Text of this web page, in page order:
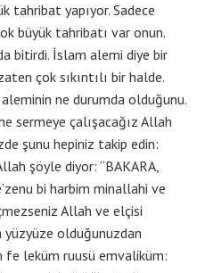
tahribat yapıyor. Sadece
büyük tahribatı var onun.
bitirdi. İslam alemi diye bir
çok sıkıntılı bir halde.
ne durumda olduğunu.
sermeye çalışacağız Allah
şunu hepiniz takip edin:
şöyle diyor: “BAKARA,
bi harbim minallahi ve
Allah ve elçisi
yüzyüze olduğunuzdan
fe leküm ruusü emvaliküm: